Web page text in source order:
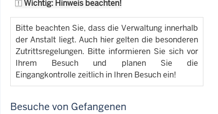
Wichtig: Hinweis beachten!
Bitte beachten Sie, dass die Verwaltung innerhalb
der Anstalt liegt. Auch hier gelten die besonderen
Zutrittsregelungen. Bitte informieren Sie sich vor
Ihrem Besuch und planen Sie die
Eingangkontrolle zeitlich in Ihren Besuch ein!
Besuche von Gefangenen